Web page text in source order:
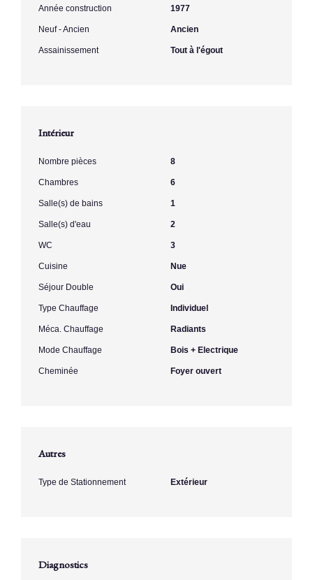
Année construction 1977
Neuf - Ancien Ancien
Assainissement Tout à l'égout
Intérieur
Nombre pièces 8
Chambres 6
Salle(s) de bains 1
Salle(s) d'eau 2
WC 3
Cuisine Nue
Séjour Double Oui
Type Chauffage Individuel
Méca. Chauffage Radiants
Mode Chauffage Bois + Electrique
Cheminée Foyer ouvert
Autres
Type de Stationnement Extérieur
Diagnostics